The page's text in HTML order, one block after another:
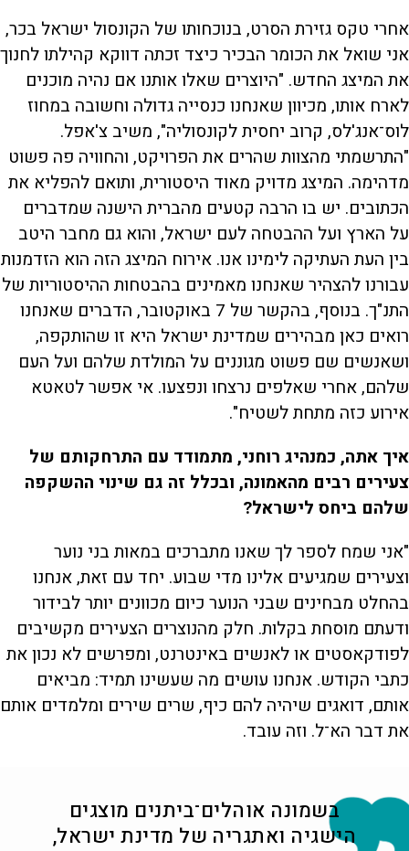
אחרי טקס גזירת הסרט, בנוכחותו של הקונסול ישראל בכר,
אני שואל את הכומר הבכיר כיצד זכתה דווקא קהילתו לחנוך
את המיצג החדש. "היוצרים שאלו אותנו אם נהיה מוכנים
לארח אותו, מכיוון שאנחנו כנסייה גדולה וחשובה במחוז
לוס־אנג'לס, קרוב יחסית לקונסוליה", משיב צ'אפל.
"התרשמתי מהצוות שהרים את הפרויקט, והחוויה פה פשוט
מדהימה. המיצג מדויק מאוד היסטורית, ותואם להפליא את
הכתובים. יש בו הרבה קטעים מהברית הישנה שמדברים
על הארץ ועל ההבטחה לעם ישראל, והוא גם מחבר היטב
בין העת העתיקה לימינו אנו. אירוח המיצג הזה הוא הזדמנות
עבורנו להצהיר שאנחנו מאמינים בהבטחות ההיסטוריות של
התנ"ך. בנוסף, בהקשר של 7 באוקטובר, הדברים שאנחנו
רואים כאן מבהירים שמדינת ישראל היא זו שהותקפה,
ושאנשים שם פשוט מגוננים על המולדת שלהם ועל העם
שלהם, אחרי שאלפים נרצחו ונפצעו. אי אפשר לטאטא
אירוע כזה מתחת לשטיח".
איך אתה, כמנהיג רוחני, מתמודד עם התרחקותם של
צעירים רבים מהאמונה, ובכלל זה גם שינוי ההשקפה
שלהם ביחס לישראל?
"אני שמח לספר לך שאנו מתברכים במאות בני נוער
וצעירים שמגיעים אלינו מדי שבוע. יחד עם זאת, אנחנו
בהחלט מבחינים שבני הנוער כיום מכוונים יותר לבידור
ודעתם מוסחת בקלות. חלק מהנוצרים הצעירים מקשיבים
לפודקאסטים או לאנשים באינטרנט, ומפרשים לא נכון את
כתבי הקודש. אנחנו עושים מה שעשינו תמיד: מביאים
אותם, דואגים שיהיה להם כיף, שרים שירים ומלמדים אותם
את דבר הא־ל. וזה עובד.
בשמונה אוהלים־ביתנים מוצגים
הישגיה ואתגריה של מדינת ישראל,